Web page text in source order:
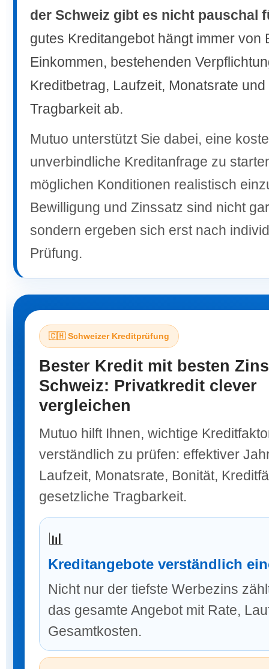
der Schweiz gibt es nicht pauschal
gutes Kreditangebot hängt immer von
Einkommen, bestehenden
Kreditbetrag, Laufzeit, Monatsrate
Tragbarkeit ab.
Mutuo unterstützt Sie dabei, eine
unverbindliche Kreditanfrage zu
möglichen Konditionen realistisch
Bewilligung und Zinssatz sind nicht
sondern ergeben sich erst nach
Prüfung.
🇨🇭 Schweizer Kreditprüfung
Bester Kredit mit besten
Schweiz: Privatkredit clever
vergleichen
Mutuo hilft Ihnen, wichtige
verständlich zu prüfen: effektiver
Laufzeit, Monatsrate, Bonität,
gesetzliche Tragbarkeit.
📊
Kreditangebote verständlich
Nicht nur der tiefste Werbezins
das gesamte Angebot mit Rate,
Gesamtkosten.